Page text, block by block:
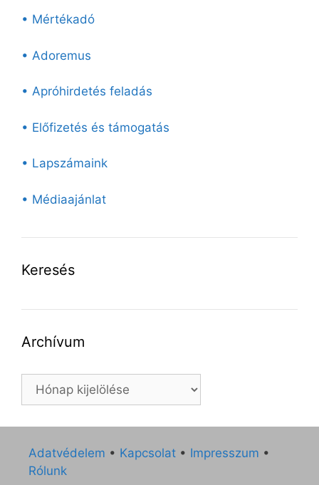
• Mértékadó
• Adoremus
• Apróhirdetés feladás
• Előfizetés és támogatás
• Lapszámaink
• Médiaajánlat
Keresés
Archívum
Archívum
Adatvédelem • Kapcsolat • Impresszum •
Rólunk